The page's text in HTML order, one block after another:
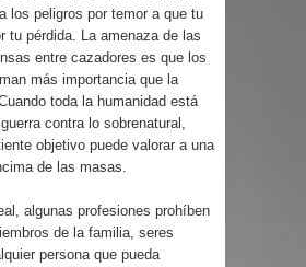
los peligros por temor a que tu
tu pérdida. La amenaza de las
entre cazadores es que los
más importancia que la
toda la humanidad está
contra lo sobrenatural,
objetivo puede valorar a una
de las masas.
algunas profesiones prohíben
de la familia, seres
persona que pueda